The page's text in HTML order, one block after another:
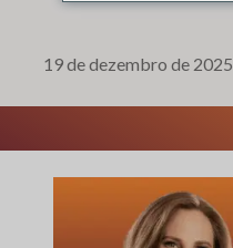
19 de dezembro de 2025